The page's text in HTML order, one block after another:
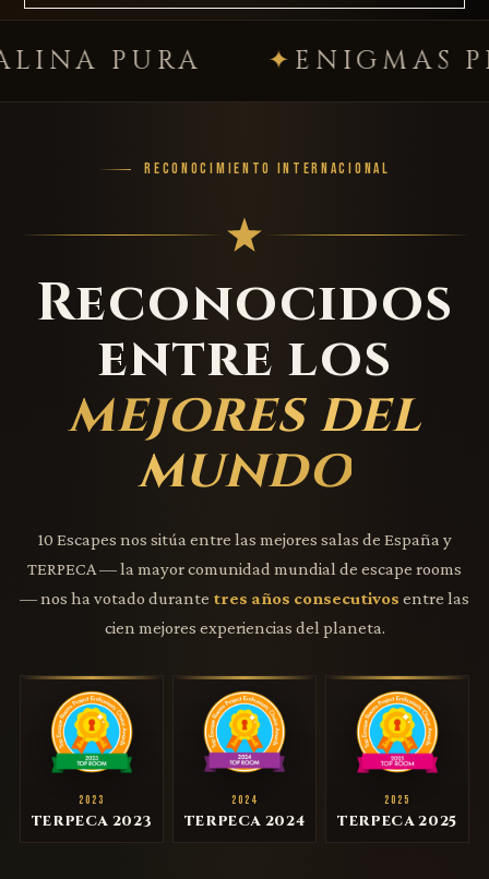
ENIGMAS
RECONOCIMIENTO INTERNACIONAL
Reconocidos
entre los
mejores del
mundo
10 Escapes nos sitúa entre las mejores salas de España y
TERPECA — la mayor comunidad mundial de escape rooms
— nos ha votado durante tres años consecutivos entre las
cien mejores experiencias del planeta.
2023
TERPECA 2023
2024
TERPECA 2024
2025
TERPECA 2025